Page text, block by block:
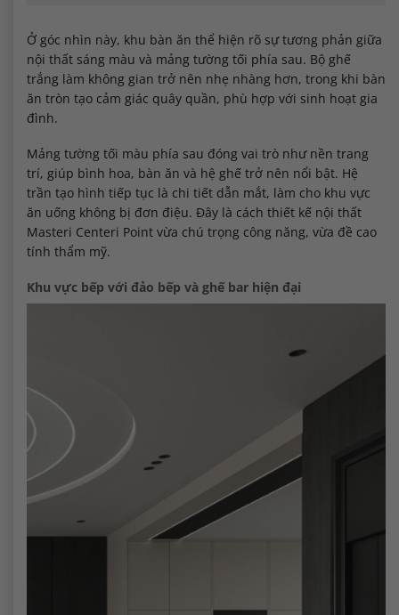
Ở góc nhìn này, khu bàn ăn thể hiện rõ sự tương phản giữa
nội thất sáng màu và mảng tường tối phía sau. Bộ ghế
trắng làm không gian trở nên nhẹ nhàng hơn, trong khi bàn
ăn tròn tạo cảm giác quây quần, phù hợp với sinh hoạt gia
đình.
Mảng tường tối màu phía sau đóng vai trò như nền trang
trí, giúp bình hoa, bàn ăn và hệ ghế trở nên nổi bật. Hệ
trần tạo hình tiếp tục là chi tiết dẫn mắt, làm cho khu vực
ăn uống không bị đơn điệu. Đây là cách thiết kế nội thất
Masteri Centeri Point vừa chú trọng công năng, vừa đề cao
tính thẩm mỹ.
Khu vực bếp với đảo bếp và ghế bar hiện đại